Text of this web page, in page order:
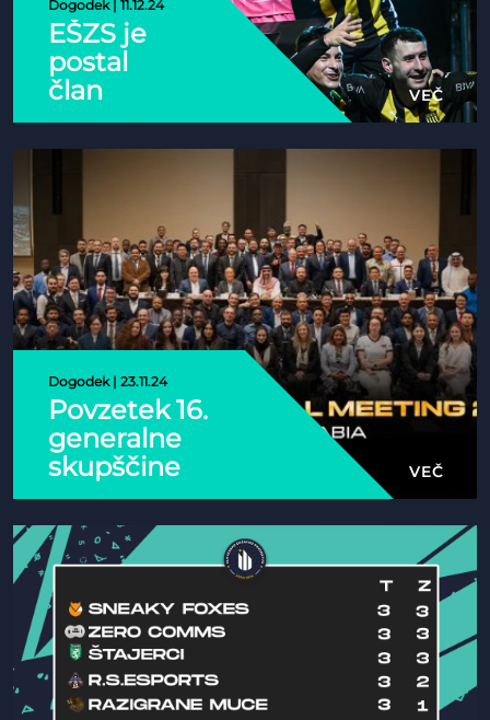
Dogodek | 11.12.24
EŠZS je
postal
član
družine
World
VEČ
Dogodek | 23.11.24
Povzetek 16.
generalne
skupščine
Mednarodne
e-športne
federacije
VEČ